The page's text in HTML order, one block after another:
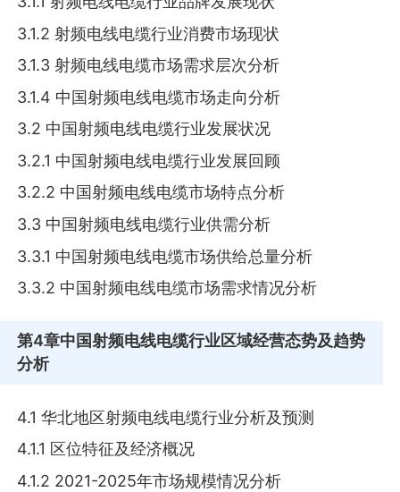
3.1.2 射频电线电缆行业消费市场现状
3.1.3 射频电线电缆市场需求层次分析
3.1.4 中国射频电线电缆市场走向分析
3.2 中国射频电线电缆行业发展状况
3.2.1 中国射频电线电缆行业发展回顾
3.2.2 中国射频电线电缆市场特点分析
3.3 中国射频电线电缆行业供需分析
3.3.1 中国射频电线电缆市场供给总量分析
3.3.2 中国射频电线电缆市场需求情况分析
第4章中国射频电线电缆行业区域经营态势及趋势
分析
4.1 华北地区射频电线电缆行业分析及预测
4.1.1 区位特征及经济概况
4.1.2 2021-2025年市场规模情况分析